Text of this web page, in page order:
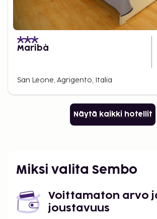
Maribà
San Leone, Agrigento, Italia
Näytä kaikki hotellit
Miksi valita Sembo
Voittamaton arvo
joustavuus